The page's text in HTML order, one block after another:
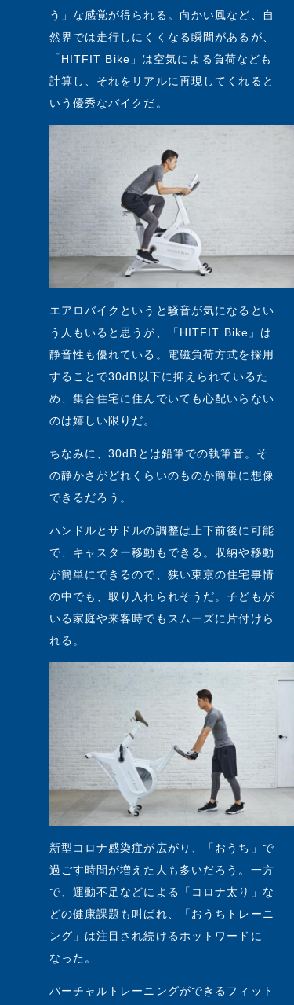
う」な感覚が得られる。向かい風など、自
然界では走行しにくくなる瞬間があるが、
「HITFIT Bike」は空気による負荷なども
計算し、それをリアルに再現してくれると
いう優秀なバイクだ。
エアロバイクというと騒音が気になるとい
う人もいると思うが、「HITFIT Bike」は
静音性も優れている。電磁負荷方式を採用
することで30dB以下に抑えられているた
め、集合住宅に住んでいても心配いらない
のは嬉しい限りだ。
ちなみに、30dBとは鉛筆での執筆音。そ
の静かさがどれくらいのものか簡単に想像
できるだろう。
ハンドルとサドルの調整は上下前後に可能
で、キャスター移動もできる。収納や移動
が簡単にできるので、狭い東京の住宅事情
の中でも、取り入れられそうだ。子どもが
いる家庭や来客時でもスムーズに片付けら
れる。
新型コロナ感染症が広がり、「おうち」で
過ごす時間が増えた人も多いだろう。一方
で、運動不足などによる「コロナ太り」な
どの健康課題も叫ばれ、「おうちトレーニ
ング」は注目され続けるホットワードに
なった。
バーチャルトレーニングができるフィット